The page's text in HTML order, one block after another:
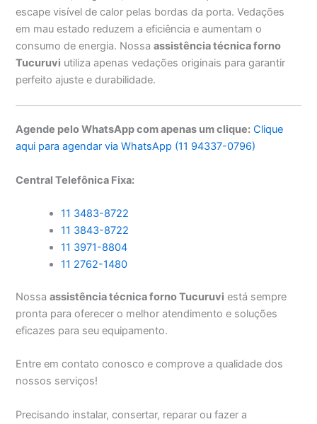
escape visível de calor pelas bordas da porta. Vedações
em mau estado reduzem a eficiência e aumentam o
consumo de energia. Nossaassistência técnica forno
Tucuruvi utiliza apenas vedações originais para garantir
perfeito ajuste e durabilidade.
Agende pelo WhatsApp com apenas um clique: Clique
aqui para agendar via WhatsApp (11 94337-0796)
Central Telefônica Fixa:
11 3483-8722
11 3843-8722
11 3971-8804
11 2762-1480
Nossaassistência técnica forno Tucuruvi está sempre
pronta para oferecer o melhor atendimento e soluções
eficazes para seu equipamento.
Entre em contato conosco e comprove a qualidade dos
nossos serviços!
Precisando instalar, consertar, reparar ou fazer a